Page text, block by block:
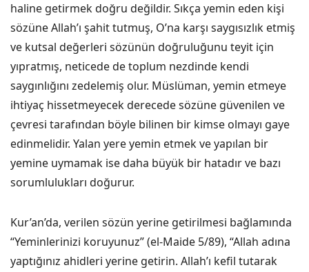
haline getirmek doğru değildir. Sıkça yemin eden kişi
sözüne Allah’ı şahit tutmuş, O’na karşı saygısızlık etmiş
ve kutsal değerleri sözünün doğruluğunu teyit için
yıpratmış, neticede de toplum nezdinde kendi
saygınlığını zedelemiş olur. Müslüman, yemin etmeye
ihtiyaç hissetmeyecek derecede sözüne güvenilen ve
çevresi tarafından böyle bilinen bir kimse olmayı gaye
edinmelidir. Yalan yere yemin etmek ve yapılan bir
yemine uymamak ise daha büyük bir hatadır ve bazı
sorumlulukları doğurur.
Kur’an’da, verilen sözün yerine getirilmesi bağlamında
“Yeminlerinizi koruyunuz” (el-Maide 5/89), “Allah adına
yaptığınız ahidleri yerine getirin. Allah’ı kefil tutarak